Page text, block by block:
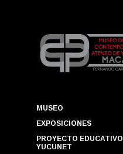
MUSEO
EXPOSICIONES
PROYECTO EDUCATIVO
YUCUNET